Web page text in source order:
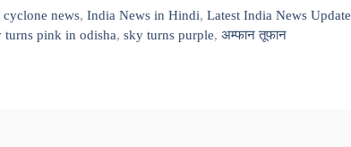
cyclone news,India News in Hindi,Latest India News
turns pink in odisha, sky turns purple, अम्फान तूफान